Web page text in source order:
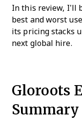
In this review, I’ll
best and worst
its pricing stacks
next global hire.
Gloroots
Summary